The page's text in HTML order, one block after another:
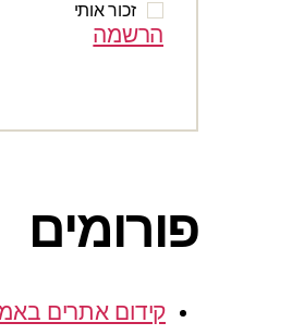
זכור אותי
הרשמה
פורומים
קידום אתרים